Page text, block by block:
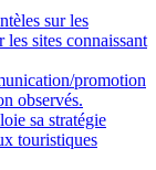
sur les
sites connaissant
promotion
observés.
sa stratégie
touristiques